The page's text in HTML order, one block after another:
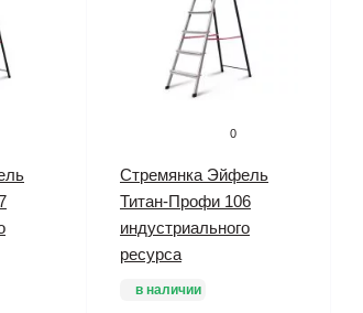
0
Стремянка Эйфель
Титан-Профи 106
индустриального
ресурса
в наличии